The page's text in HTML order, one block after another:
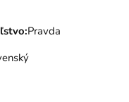
:Pravda